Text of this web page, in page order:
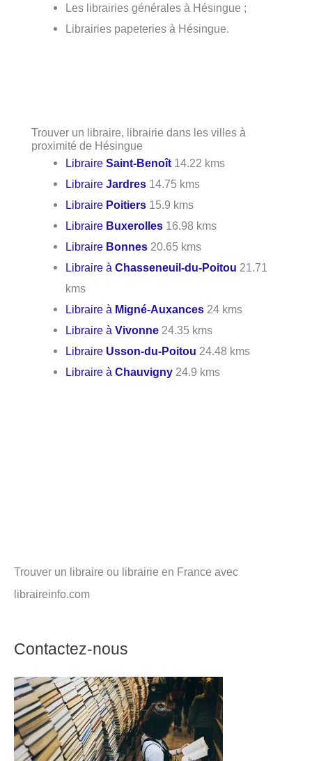
Les librairies générales à Hésingue ;
Librairies papeteries à Hésingue.
Trouver un libraire, librairie dans les villes à
proximité de Hésingue
LibraireSaint-Benoît 14.22 kms
LibraireJardres 14.75 kms
Libraire Poitiers 15.9 kms
Libraire Buxerolles 16.98 kms
Libraire Bonnes 20.65 kms
Libraire àChasseneuil-du-Poitou 21.71
kms
Libraire à Migné-Auxances 24 kms
Libraire àVivonne 24.35 kms
Libraire Usson-du-Poitou 24.48 kms
Libraire àChauvigny 24.9 kms
Trouver un libraire ou librairie en France avec
libraireinfo.com
Contactez-nous